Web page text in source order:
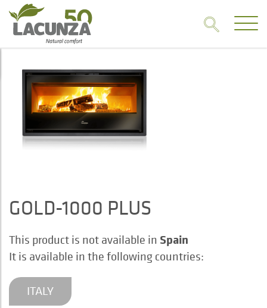
GOLD-1000 PLUS
This product is not available in Spain
It is available in the following countries:
ITALY